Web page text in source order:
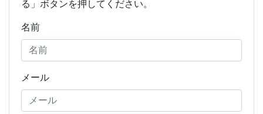
る」ボタンを押してください。
名前
メール